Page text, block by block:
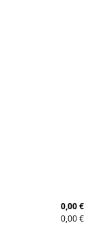
0,00 €
0,00 €